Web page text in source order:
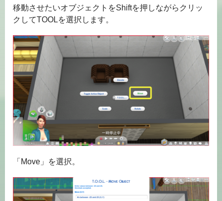
移動させたいオブジェクトをShiftを押しながらクリッ
クしてTOOLを選択します。
「Move」を選択。